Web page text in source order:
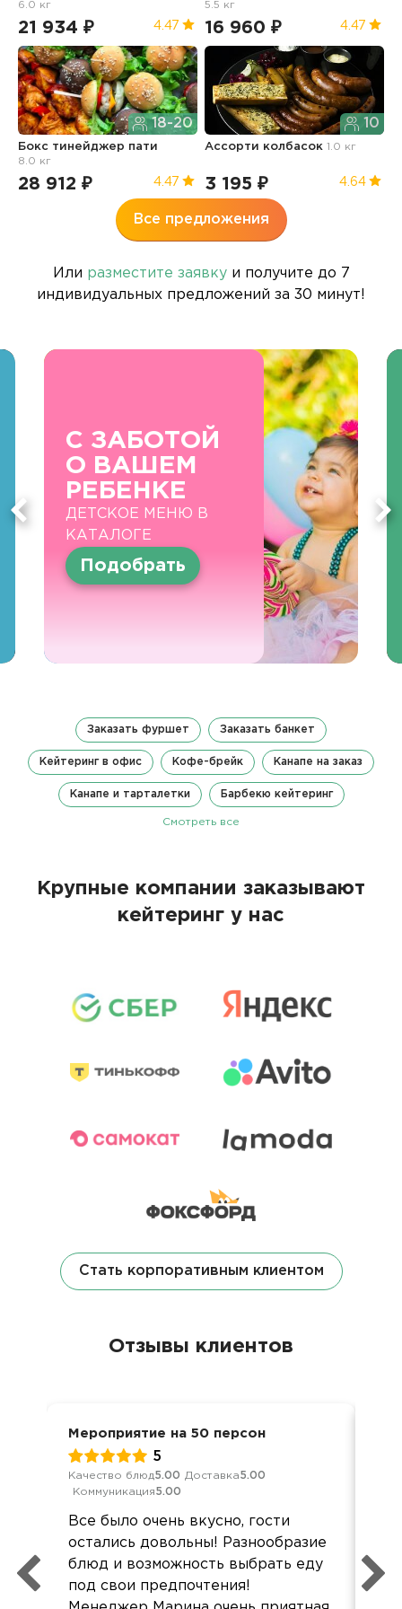
6.0 кг
21 934 ₽ 4.47
5.5 кг
16 960 ₽ 4.47
18-20
Бокс тинейджер пати
8.0 кг
28 912 ₽ 4.47
10
Ассорти колбасок1.0 кг
3 195 ₽ 4.64
Все предложения
Или разместите заявкуи получите до 7
индивидуальных предложений за 30 минут!
С ЗАБОТОЙ
О ВАШЕМ
РЕБЕНКЕ
ДЕТСКОЕ МЕНЮ В
КАТАЛОГЕ
Подобрать
Заказать фуршет Заказать банкет
Кейтеринг в офис Кофе-брейк Канапе на заказ
Канапе и тарталетки Барбекю кейтеринг
Смотреть все
Крупные компании заказывают
кейтеринг у нас
Стать корпоративным клиентом
Отзывы клиентов
Мероприятие на 50 персон
5
Качество блюд5.00 Доставка5.00
Коммуникация5.00
Все было очень вкусно, гости
остались довольны! Разнообразие
блюд и возможность выбрать еду
под свои предпочтения!